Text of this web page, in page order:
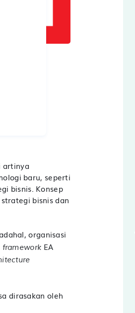
artinya
baru, seperti
bisnis. Konsep
bisnis dan
organisasi
framework EA
dirasakan oleh